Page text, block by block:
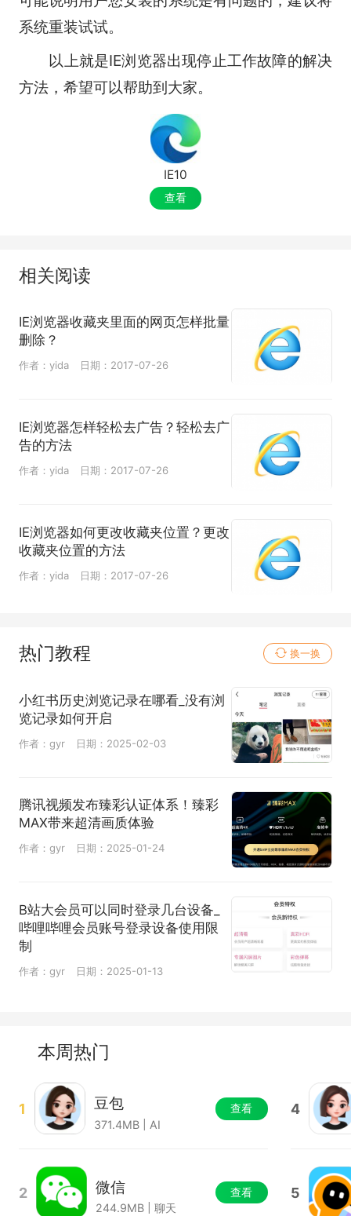
系统重装试试。
以上就是IE浏览器出现停止工作故障的解决
方法，希望可以帮助到大家。
IE10
查看
相关阅读
IE浏览器收藏夹里面的网页怎样批量
删除？
作者：yida 日期：2017-07-26
IE浏览器怎样轻松去广告？轻松去广
告的方法
作者：yida 日期：2017-07-26
IE浏览器如何更改收藏夹位置？更改
收藏夹位置的方法
作者：yida 日期：2017-07-26
热门教程 换一换
小红书历史浏览记录在哪看_没有浏
览记录如何开启
作者：gyr 日期：2025-02-03
腾讯视频发布臻彩认证体系！臻彩
MAX带来超清画质体验
作者：gyr 日期：2025-01-24
B站大会员可以同时登录几台设备_
哔哩哔哩会员账号登录设备使用限
制
作者：gyr 日期：2025-01-13
本周热门
1 豆包
371.4MB | AI
查看
2 微信
244.9MB | 聊天
查看
4
5